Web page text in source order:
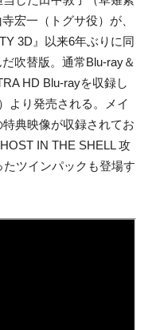
宏一（トグサ役）が、
3D』以来6年ぶりに同
吹替版。通常Blu-ray＆
HD Blu-rayを収録し
より発売される。メイ
典映像が収録されてお
IN THE SHELL 攻
ツインパックも登場す